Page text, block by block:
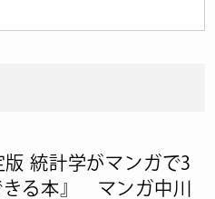
統計学がマンガで3
る本』 マンガ中川